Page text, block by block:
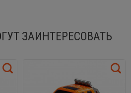
ЗАИНТЕРЕСОВАТЬ